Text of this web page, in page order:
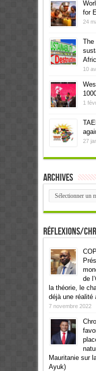
for
24
The
10
1
27
Archives
Archives
Réflexions/
de
la théorie, le
déjà une réalité
7 novembre 2022
Mauritanie sur
Ayuk)